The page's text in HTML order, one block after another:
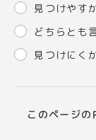
見つけやす
どちらとも
見つけにく
このページの